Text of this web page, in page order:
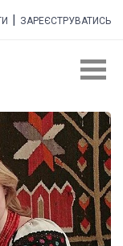
| ЗАРЕЄСТРУВАТИСЬ